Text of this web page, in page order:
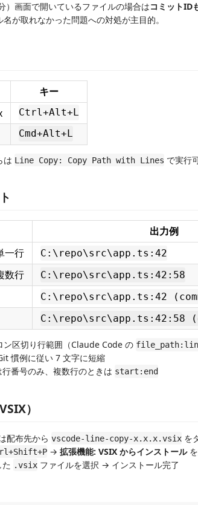
）画面で開いているファイルの場合はコミットID
が取れなかった問題への対処が主目的。
キー
Ctrl+Alt+L
Cmd+Alt+L
は Line Copy: Copy Path with Lines で実行
出力例
一行
C:\repo\src\app.ts:42
数行 C:\repo\src\app.ts:42:58
C:\repo\src\app.ts:42
C:\repo\src\app.ts:42:58
ン区切り行範囲（Claude Code の
慣例に従い 7 文字に短縮
番号のみ、複数行のときは start:end
）
配布先から vscode-line-copy-x.x.x.vsix を
→ 拡張機能: VSIX からインストール
た .vsix ファイルを選択 → インストール完了